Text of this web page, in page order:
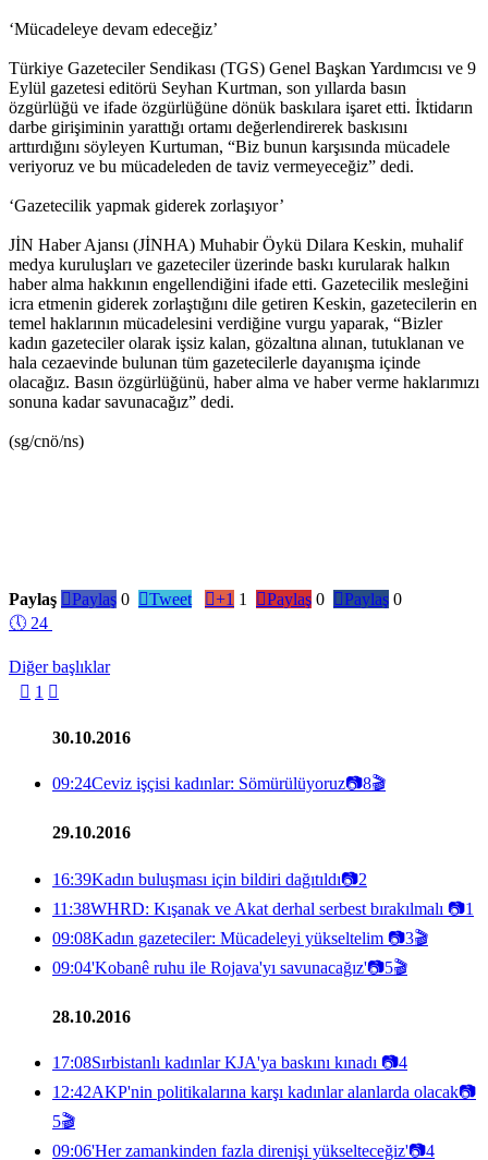
‘Mücadeleye devam edeceğiz’
Türkiye Gazeteciler Sendikası (TGS) Genel Başkan Yardımcısı ve 9
Eylül gazetesi editörü Seyhan Kurtman, son yıllarda basın
özgürlüğü ve ifade özgürlüğüne dönük baskılara işaret etti. İktidarın
darbe girişiminin yarattığı ortamı değerlendirerek baskısını
arttırdığını söyleyen Kurtuman, “Biz bunun karşısında mücadele
veriyoruz ve bu mücadeleden de taviz vermeyeceğiz” dedi.
‘Gazetecilik yapmak giderek zorlaşıyor’
JİN Haber Ajansı (JİNHA) Muhabir Öykü Dilara Keskin, muhalif
medya kuruluşları ve gazeteciler üzerinde baskı kurularak halkın
haber alma hakkının engellendiğini ifade etti. Gazetecilik mesleğini
icra etmenin giderek zorlaştığını dile getiren Keskin, gazetecilerin en
temel haklarının mücadelesini verdiğine vurgu yaparak, “Bizler
kadın gazeteciler olarak işsiz kalan, gözaltına alınan, tutuklanan ve
hala cezaevinde bulunan tüm gazetecilerle dayanışma içinde
olacağız. Basın özgürlüğünü, haber alma ve haber verme haklarımızı
sonuna kadar savunacağız” dedi.
(sg/cnö/ns)
Paylaş Paylaş 0 Tweet +1 1 Paylaş 0 Paylaş 0
🕔 24
Diğer başlıklar
 1 
30.10.2016
09:24Ceviz işçisi kadınlar: Sömürülüyoruz📷8🎬
29.10.2016
16:39Kadın buluşması için bildiri dağıtıldı📷2
11:38WHRD: Kışanak ve Akat derhal serbest bırakılmalı 📷1
09:08Kadın gazeteciler: Mücadeleyi yükseltelim 📷3🎬
09:04'Kobanê ruhu ile Rojava'yı savunacağız'📷5🎬
28.10.2016
17:08Sırbistanlı kadınlar KJA'ya baskını kınadı 📷4
12:42AKP'nin politikalarına karşı kadınlar alanlarda olacak📷
5🎬
09:06'Her zamankinden fazla direnişi yükselteceğiz'📷4